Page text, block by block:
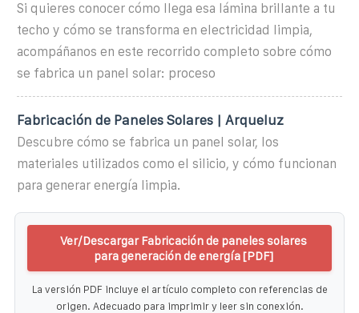
Si quieres conocer cómo llega esa lámina brillante a tu
techo y cómo se transforma en electricidad limpia,
acompáñanos en este recorrido completo sobre cómo
se fabrica un panel solar: proceso
Fabricación de Paneles Solares | Arqueluz
Descubre cómo se fabrica un panel solar, los
materiales utilizados como el silicio, y cómo funcionan
para generar energía limpia.
Ver/Descargar Fabricación de paneles solares
para generación de energía [PDF]
La versión PDF incluye el artículo completo con referencias de
origen. Adecuado para imprimir y leer sin conexión.